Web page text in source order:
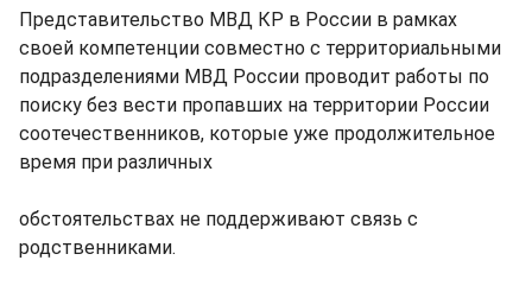
Представительство МВД КР в России в рамках
своей компетенции совместно с территориальными
подразделениями МВД России проводит работы по
поиску без вести пропавших на территории России
соотечественников, которые уже продолжительное
время при различных
обстоятельствах не поддерживают связь с
родственниками.